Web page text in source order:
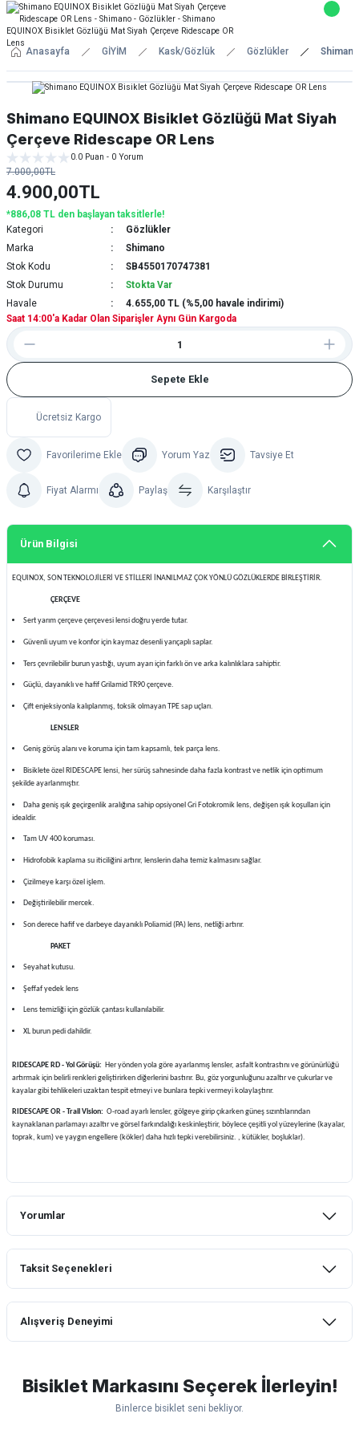
Anasayfa GİYİM Kask/Gözlük Gözlükler
Shimano EQUINOX Bisiklet Gözlüğü Mat Siyah
Çerçeve Ridescape OR Lens
0.0 Puan - 0 Yorum
7.000,00TL
4.900,00TL
*886,08 TL den başlayan taksitlerle!
Kategori
Gözlükler
Marka
Shimano
Stok Kodu
SB4550170747381
Stok Durumu
Stokta Var
Havale
4.655,00 TL (%5,00 havale indirimi)
Saat 14:00'a Kadar Olan Siparişler Aynı Gün Kargoda
Sepete Ekle
Ücretsiz Kargo
Yorum Yaz Tavsiye Et
Fiyat Alarmı Paylaş Karşılaştır
Ürün Bilgisi
EQUINOX, SON TEKNOLOJİLERİ VE STİLLERİ İNANILMAZ ÇOK YÖNLÜ GÖZLÜKLERDE BİRLEŞTİRİR.
ÇERÇEVE
Sert yarım çerçeve çerçevesi lensi doğru yerde tutar.
Güvenli uyum ve konfor için kaymaz desenli yarıçaplı saplar.
Ters çevrilebilir burun yastığı, uyum ayarı için farklı ön ve arka kalınlıklara sahiptir.
Güçlü, dayanıklı ve hafif Grilamid TR90 çerçeve.
Çift enjeksiyonla kalıplanmış, toksik olmayan TPE sap uçları.
LENSLER
Geniş görüş alanı ve koruma için tam kapsamlı, tek parça lens.
Bisiklete özel RIDESCAPE lensi, her sürüş sahnesinde daha fazla kontrast ve netlik için optimum
şekilde ayarlanmıştır.
Daha geniş ışık geçirgenlik aralığına sahip opsiyonel Gri Fotokromik lens, değişen ışık koşulları için
idealdir.
Tam UV 400 koruması.
Hidrofobik kaplama su iticiliğini artırır, lenslerin daha temiz kalmasını sağlar.
Çizilmeye karşı özel işlem.
Değiştirilebilir mercek.
Son derece hafif ve darbeye dayanıklı Poliamid (PA) lens, netliği artırır.
PAKET
Seyahat kutusu.
Şeffaf yedek lens
Lens temizliği için gözlük çantası kullanılabilir.
XL burun pedi dahildir.
RIDESCAPE RD - Yol Görüşü: Her yönden yola göre ayarlanmış lensler, asfalt kontrastını ve görünürlüğü
artırmak için belirli renkleri geliştirirken diğerlerini bastırır. Bu, göz yorgunluğunu azaltır ve çukurlar ve
kayalar gibi tehlikeleri uzaktan tespit etmeyi ve bunlara tepki vermeyi kolaylaştırır.
RIDESCAPE OR - Trail Vision: O-road ayarlı lensler, gölgeye girip çıkarken güneş sızıntılarından
kaynaklanan parlamayı azaltır ve görsel farkındalığı keskinleştirir, böylece çeşitli yol yüzeylerine (kayalar,
toprak, kum) ve yaygın engellere (kökler) daha hızlı tepki verebilirsiniz. , kütükler, boşluklar).
Yorumlar
Taksit Seçenekleri
Alışveriş Deneyimi
lastik yanak kısmından 3cm yarıldı ama
normal sürüşe uygun
Bisiklet Markasını Seçerek İlerleyin!
Binlerce bisiklet seni bekliyor.